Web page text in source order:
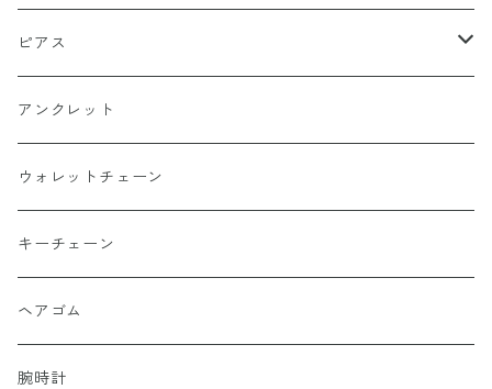
13号以下
15号以上
13号以下
Silver Plating
15号以上
13号以下
Surgical Stainless
15号以上
13号以下
Titanium
15号以上
13号以下
alloy
15号以上
13号以下
55cm
60cm
55cm
Gold Plating
60cm
55cm
Silver Plating
60cm
55cm
Surgical Stainless
60cm
55cm
Titanium
60cm
55cm
brass
alloy
platinum
silver925
Gold Plating
Silver Plating
Surgical Stainless
Titanium
22cm
20cm
platinum
silver925
22cm
21cm
Gold Plating
20cm
18cm
Silver Plating
20cm
18cm
Surgical Stainless
22cm
Titanium
k18
platinum
silver925
Gold Plating
Silver Plating
Surgical Stainless
ピアス
k18
platinum
silver925
Gold Plating
Silver Plating
アンクレット
ウォレットチェーン
キーチェーン
ヘアゴム
腕時計